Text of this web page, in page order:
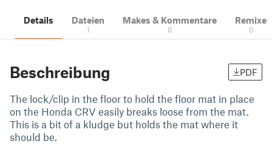
Details Dateien
1
Makes & Kommentare
0
Remixe
0
Beschreibung PDF
The lock/clip in the floor to hold the floor mat in place
on the Honda CRV easily breaks loose from the mat.
This is a bit of a kludge but holds the mat where it
should be.